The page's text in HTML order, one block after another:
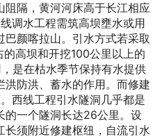
隔，黄河河床高于长江相应
调水工程需筑高坝壅水或用
颜喀拉山。引水方式若采取
高坝和开挖100公里以上的
是在枯水季节保持有水提供
防洪、蓄水的作用。而修建
西线工程引水隧洞几乎都是
的一个隧洞长达26公里。设
须附近修建枢纽，自流引水